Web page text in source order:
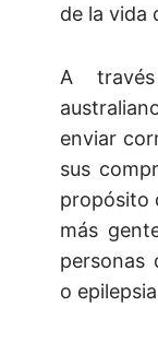
de la vida
A
enviar
sus
propósito
más
personas
o